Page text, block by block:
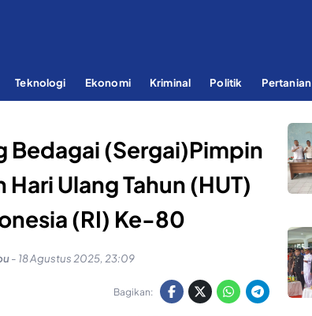
Teknologi Ekonomi Kriminal Politik Pertanian
Bedagai (Sergai)Pimpin
Ulang Tahun (HUT)
(RI) Ke-80
- 18 Agustus 2025, 23:09
Bagikan: